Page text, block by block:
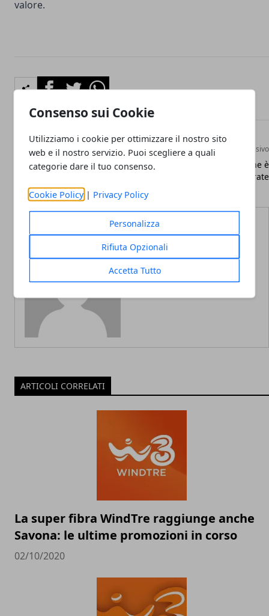
Consenso sui Cookie
Utilizziamo i cookie per ottimizzare il nostro sito
web e il nostro servizio. Puoi scegliere a quali
categorie dare il tuo consenso.
Cookie Policy | Privacy Policy
Personalizza
Rifiuta Opzionali
Accetta Tutto
valore.
FacebookTwitterWhatsapp
Articolo Precedente
Le migliori offerte di ho
Articolo Successivo
Iliad, ora l'iphone è
acquistabile a rate
Redazione
ARTICOLI CORRELATI
La super fibra WindTre raggiunge anche
Savona: le ultime promozioni in corso
02/10/2020